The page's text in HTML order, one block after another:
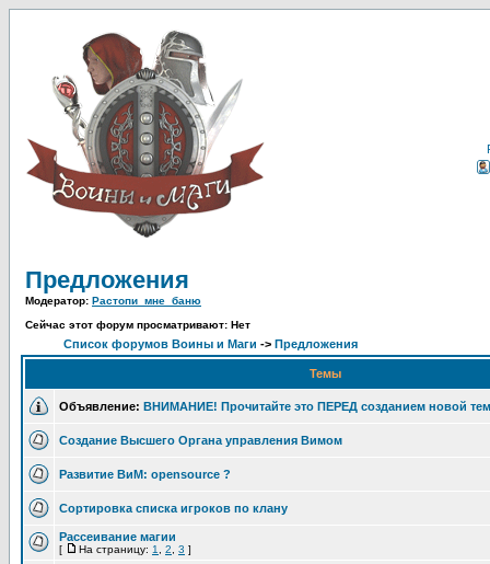
Предложения
Модератор: Растопи_мне_баню
Сейчас этот форум просматривают: Нет
Список форумов Воины и Маги -> Предложения
Темы
Объявление: ВНИМАНИЕ! Прочитайте это ПЕРЕД созданием новой
Создание Высшего Органа управления Вимом
Развитие ВиМ: opensource ?
Сортировка списка игроков по клану
Рассеивание магии
[ На страницу: 1 2 3 ]